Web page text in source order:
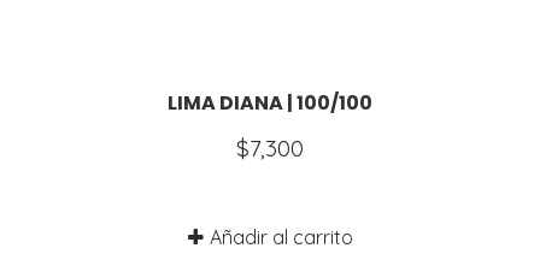
LIMA DIANA | 100/100
$7,300
Añadir al carrito